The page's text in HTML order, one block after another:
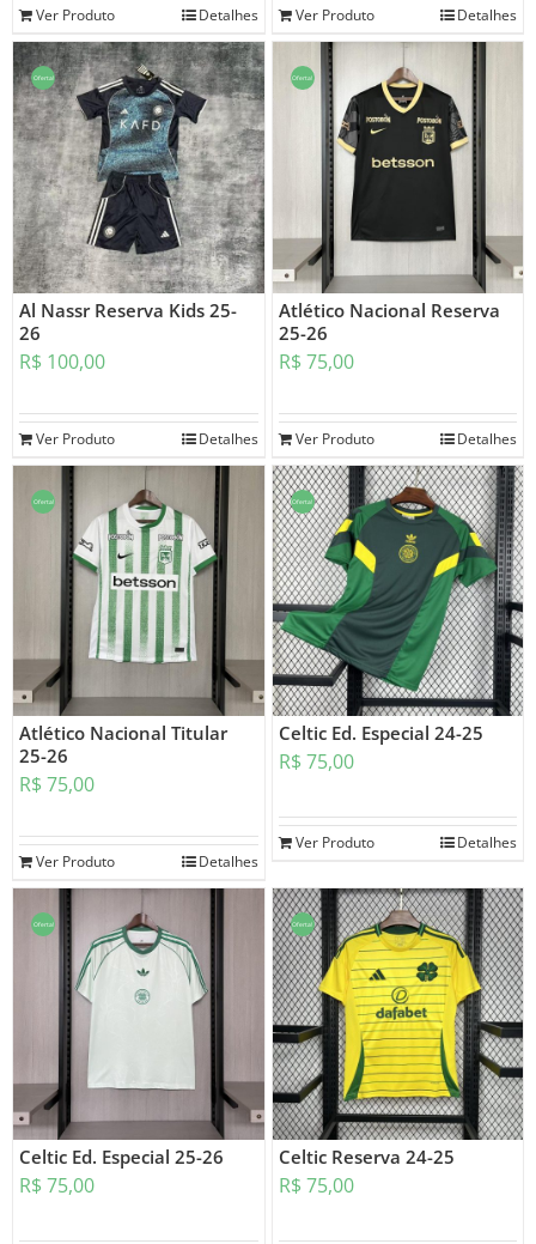
Ver Produto Detalhes Ver Produto Detalhes
Oferta!
Al Nassr Reserva Kids 25-
26
R$ 100,00
Ver Produto Detalhes
Oferta!
Atlético Nacional Reserva
25-26
R$ 75,00
Ver Produto Detalhes
Oferta!
Atlético Nacional Titular
25-26
R$ 75,00
Ver Produto Detalhes
Oferta!
Celtic Ed. Especial 24-25
R$ 75,00
Ver Produto Detalhes
Oferta!
Celtic Ed. Especial 25-26
R$ 75,00
Oferta!
Celtic Reserva 24-25
R$ 75,00